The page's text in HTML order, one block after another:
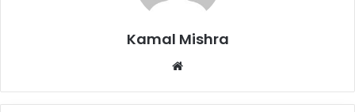
Kamal Mishra
Website